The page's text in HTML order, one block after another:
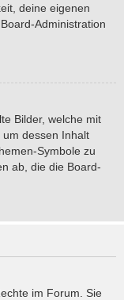
deine eigenen
Administration
Bilder, welche mit
dessen Inhalt
Symbole zu
ab, die die Board-
im Forum. Sie